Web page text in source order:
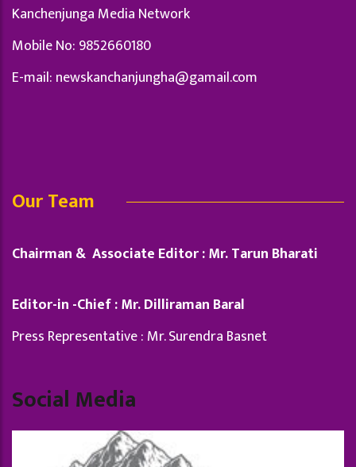
Kanchenjunga Media Network
Mobile No: 9852660180
E-mail: newskanchanjungha@gamail.com
Our Team
Chairman & Associate Editor : Mr. Tarun Bharati
Editor-in -Chief : Mr. Dilliraman Baral
Press Representative : Mr. Surendra Basnet
Social Media